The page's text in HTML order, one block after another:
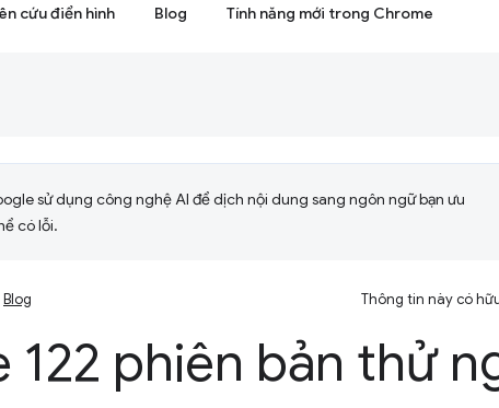
cứu điển hình Blog Tính năng mới trong Chrome
sử dụng công nghệ AI để dịch nội dung sang ngôn ngữ bạn ưu
có lỗi.
Blog Thông tin này có
122 phiên bản thử